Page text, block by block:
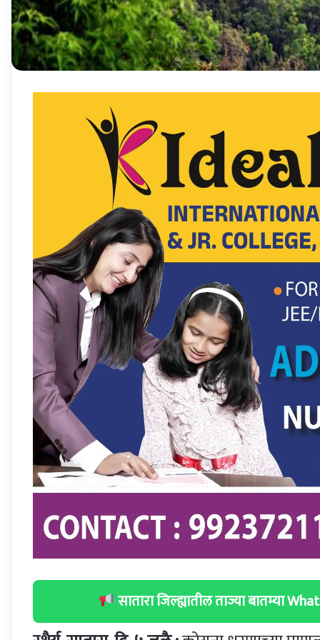
सातारा जिल्ह्यातील ताज्या बातम्या